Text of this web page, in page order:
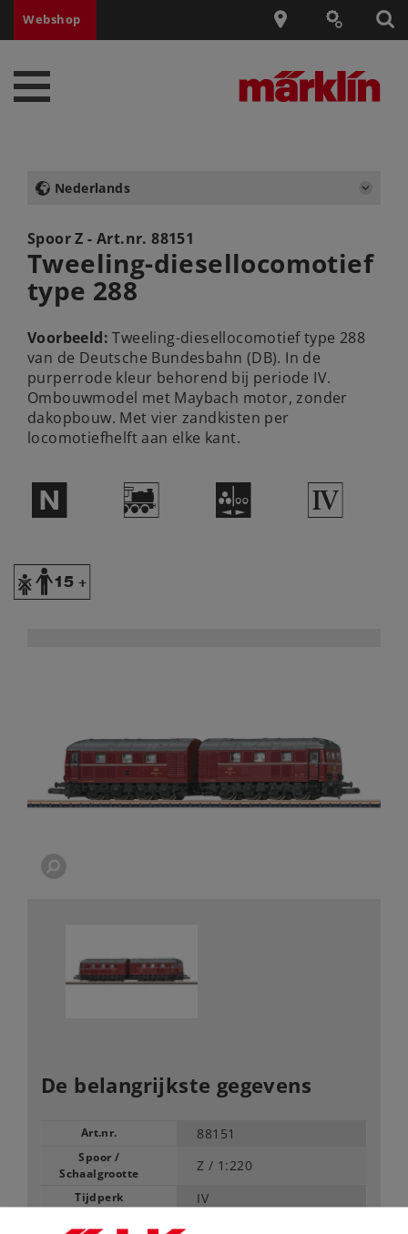
Webshop
Nederlands
Spoor Z - Art.nr.88151
Tweeling-diesellocomotief
type 288
Voorbeeld: Tweeling-diesellocomotief type 288
van de Deutsche Bundesbahn (DB). In de
purperrode kleur behorend bij periode IV.
Ombouwmodel met Maybach motor, zonder
dakopbouw. Met vier zandkisten per
locomotiefhelft aan elke kant.
$ ( N 4
Y
De belangrijkste gegevens
Art.nr. 88151
Spoor /
Schaalgrootte
Z / 1:220
Tijdperk IV